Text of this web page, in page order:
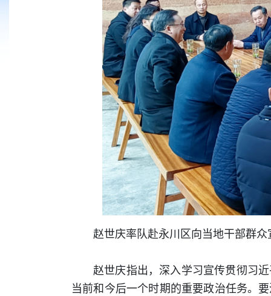
赵世庆率队赴永川区向当地干部群
赵世庆指出，深入学习宣传贯彻习
当前和今后一个时期的重要政治任务。